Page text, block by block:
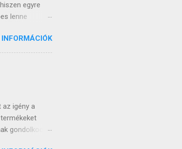
egyre
lenne
olyan
több 100
abban,
igény a
gondolkodni: